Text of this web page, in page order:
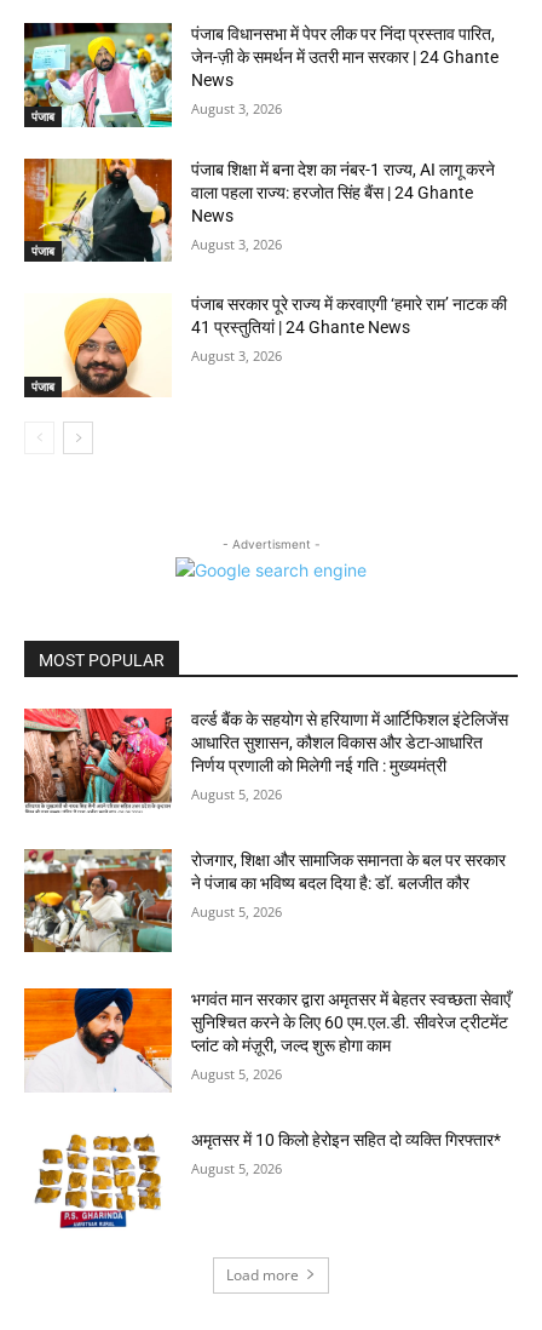
पंजाब
पंजाब विधानसभा में पेपर लीक पर निंदा प्रस्ताव पारित,
जेन-ज़ी के समर्थन में उतरी मान सरकार | 24 Ghante
News
August 3, 2026
पंजाब
पंजाब शिक्षा में बना देश का नंबर-1 राज्य, AI लागू करने
वाला पहला राज्य: हरजोत सिंह बैंस | 24 Ghante
News
August 3, 2026
पंजाब
पंजाब सरकार पूरे राज्य में करवाएगी ‘हमारे राम’ नाटक की
41 प्रस्तुतियां | 24 Ghante News
August 3, 2026
- Advertisment -
MOST POPULAR
वर्ल्ड बैंक के सहयोग से हरियाणा में आर्टिफिशल इंटेलिजेंस
आधारित सुशासन, कौशल विकास और डेटा-आधारित
निर्णय प्रणाली को मिलेगी नई गति : मुख्यमंत्री
August 5, 2026
रोजगार, शिक्षा और सामाजिक समानता के बल पर सरकार
ने पंजाब का भविष्य बदल दिया है: डॉ. बलजीत कौर
August 5, 2026
भगवंत मान सरकार द्वारा अमृतसर में बेहतर स्वच्छता सेवाएँ
सुनिश्चित करने के लिए 60 एम.एल.डी. सीवरेज ट्रीटमेंट
प्लांट को मंज़ूरी, जल्द शुरू होगा काम
August 5, 2026
अमृतसर में 10 किलो हेरोइन सहित दो व्यक्ति गिरफ्तार*
August 5, 2026
Load more